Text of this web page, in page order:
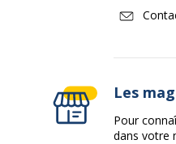
Les
Pour
dans votre